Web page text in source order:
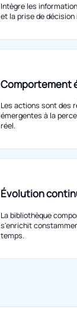
Intègre les
et la prise de
Comportement
Les actions sont des
émergentes à la
réel.
Évolution
La bibliothèque
s'enrichit
temps.